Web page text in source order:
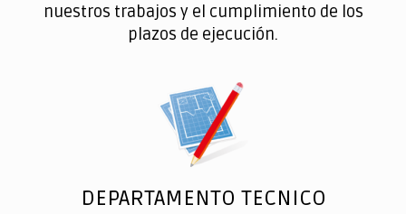
nuestros trabajos y el cumplimiento de los
plazos de ejecución.
DEPARTAMENTO TECNICO